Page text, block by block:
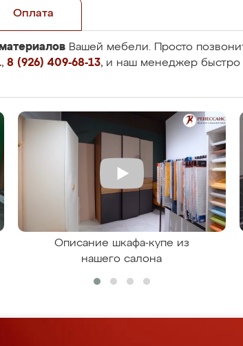
Оплата
Вашей мебели. Просто
, 8 (926) 409-68-13, и наш менеджер быстро
Описание шкафа-купе из
нашего салона